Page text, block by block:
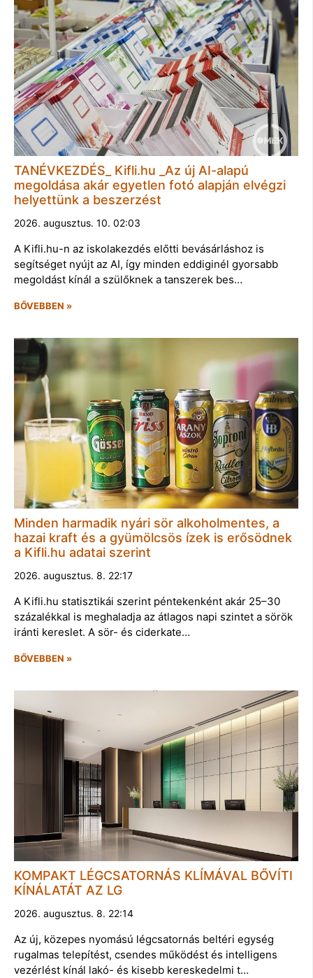
TANÉVKEZDÉS_ Kifli.hu _Az új AI-alapú
megoldása akár egyetlen fotó alapján elvégzi
helyettünk a beszerzést
2026. augusztus. 10. 02:03
A Kifli.hu-n az iskolakezdés előtti bevásárláshoz is
segítséget nyújt az AI, így minden eddiginél gyorsabb
megoldást kínál a szülőknek a tanszerek bes…
BŐVEBBEN »
Minden harmadik nyári sör alkoholmentes, a
hazai kraft és a gyümölcsös ízek is erősödnek
a Kifli.hu adatai szerint
2026. augusztus. 8. 22:17
A Kifli.hu statisztikái szerint péntekenként akár 25–30
százalékkal is meghaladja az átlagos napi szintet a sörök
iránti kereslet. A sör- és ciderkate…
BŐVEBBEN »
KOMPAKT LÉGCSATORNÁS KLÍMÁVAL BŐVÍTI
KÍNÁLATÁT AZ LG
2026. augusztus. 8. 22:14
Az új, közepes nyomású légcsatornás beltéri egység
rugalmas telepítést, csendes működést és intelligens
vezérlést kínál lakó- és kisebb kereskedelmi t…